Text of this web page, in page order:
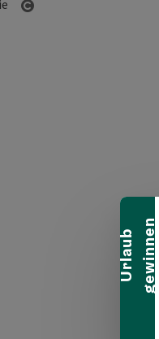
U
r
l
a
u
b
g
e
w
i
n
n
e n
Banner einklappen